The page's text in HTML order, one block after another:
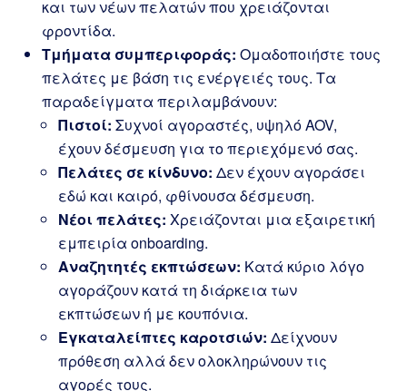
και των νέων πελατών που χρειάζονται
φροντίδα.
Τμήματα συμπεριφοράς: Ομαδοποιήστε τους
πελάτες με βάση τις ενέργειές τους. Τα
παραδείγματα περιλαμβάνουν:
Πιστοί: Συχνοί αγοραστές, υψηλό AOV,
έχουν δέσμευση για το περιεχόμενό σας.
Πελάτες σε κίνδυνο: Δεν έχουν αγοράσει
εδώ και καιρό, φθίνουσα δέσμευση.
Νέοι πελάτες: Χρειάζονται μια εξαιρετική
εμπειρία onboarding.
Αναζητητές εκπτώσεων: Κατά κύριο λόγο
αγοράζουν κατά τη διάρκεια των
εκπτώσεων ή με κουπόνια.
Εγκαταλείπτες καροτσιών: Δείχνουν
πρόθεση αλλά δεν ολοκληρώνουν τις
αγορές τους.